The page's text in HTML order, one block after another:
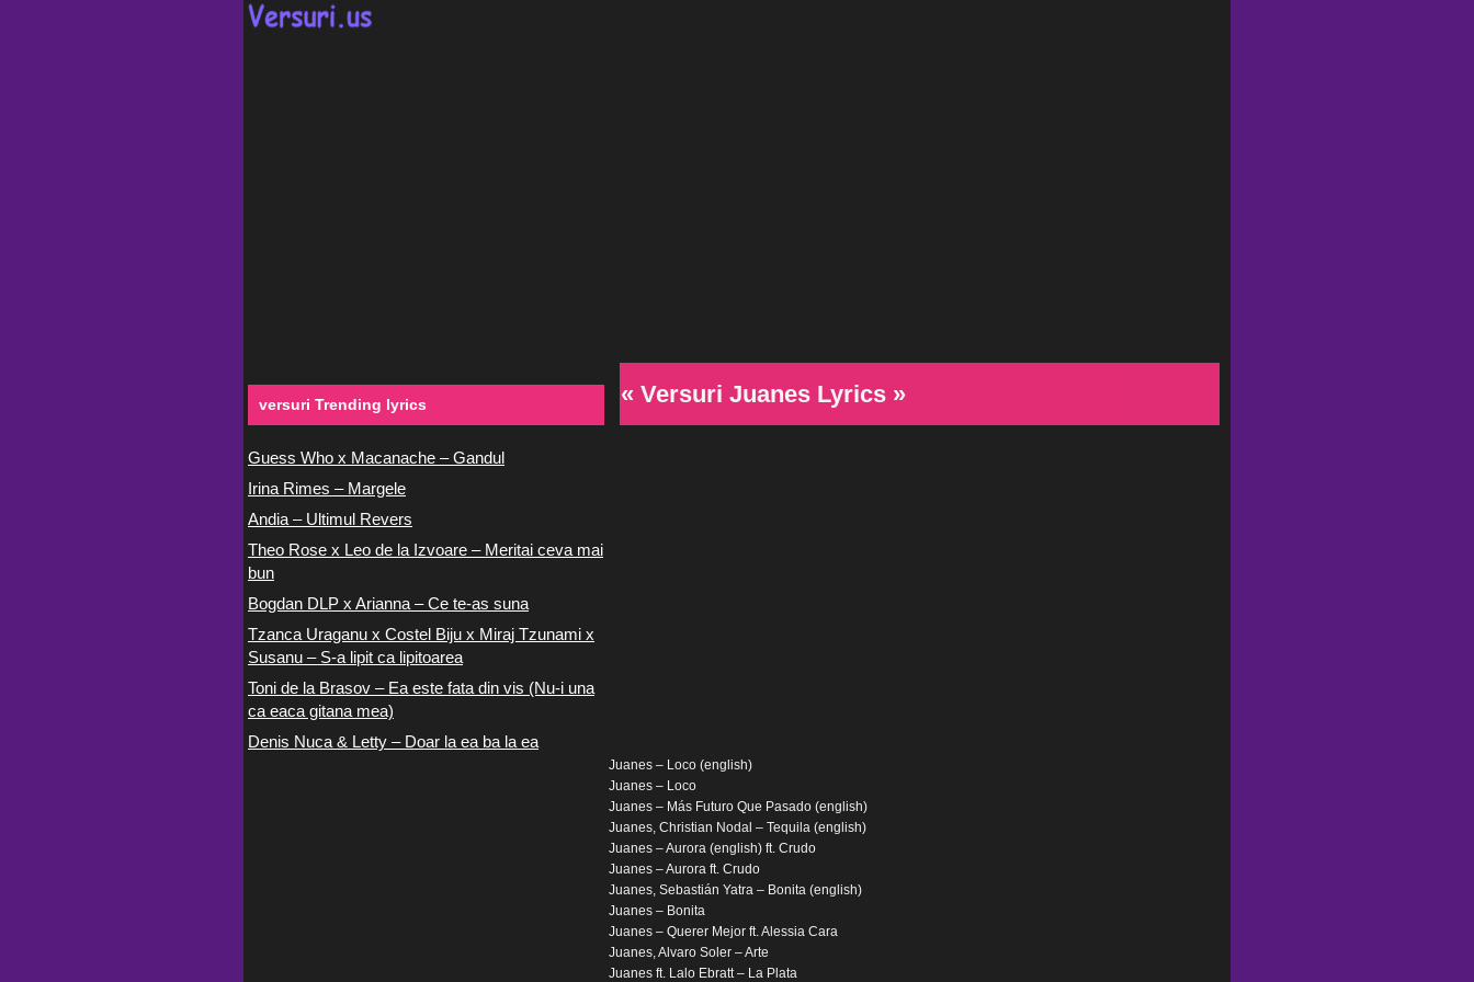
« Versuri Juanes Lyrics »
Juanes – Loco (english)
Juanes – Loco
Juanes – Más Futuro Que Pasado (english)
Juanes, Christian Nodal – Tequila (english)
Juanes – Aurora (english) ft. Crudo
Juanes – Aurora ft. Crudo
Juanes, Sebastián Yatra – Bonita (english)
Juanes – Bonita
Juanes – Querer Mejor ft. Alessia Cara
Juanes, Alvaro Soler – Arte
Juanes ft. Lalo Ebratt – La Plata
versuri Trending lyrics
Guess Who x Macanache – Gandul
Irina Rimes – Margele
Andia – Ultimul Revers
Theo Rose x Leo de la Izvoare – Meritai ceva mai
bun
Bogdan DLP x Arianna – Ce te-as suna
Tzanca Uraganu x Costel Biju x Miraj Tzunami x
Susanu – S-a lipit ca lipitoarea
Toni de la Brasov – Ea este fata din vis (Nu-i una
ca eaca gitana mea)
Denis Nuca & Letty – Doar la ea ba la ea